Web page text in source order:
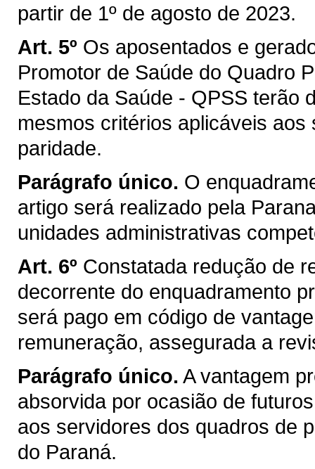
partir de 1º de agosto de 2023.
Art. 5º Os aposentados e
Promotor de Saúde do Quadro
Estado da Saúde - QPSS terão
mesmos critérios aplicáveis
paridade.
Parágrafo único. O
artigo será realizado pela
unidades administrativas
Art. 6º Constatada redução de
decorrente do enquadramento
será pago em código de
remuneração, assegurada a
Parágrafo único. A vantagem
absorvida por ocasião de
aos servidores dos quadros de
do Paraná.